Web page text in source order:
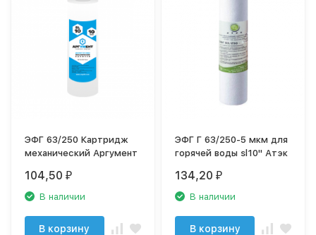
ЭФГ 63/250 Картридж
механический Аргумент
104,50 ₽
В наличии
В корзину
ЭФГ Г 63/250-5 мкм для
горячей воды sl10" Атэк
134,20 ₽
В наличии
В корзину